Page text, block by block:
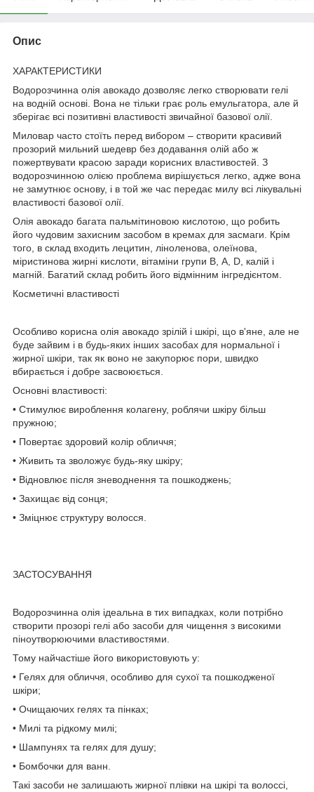
Опис
ХАРАКТЕРИСТИКИ
Водорозчинна олія авокадо дозволяє легко створювати гелі
на водній основі. Вона не тільки грає роль емульгатора, але й
зберігає всі позитивні властивості звичайної базової олії.
Миловар часто стоїть перед вибором – створити красивий
прозорий мильний шедевр без додавання олій або ж
пожертвувати красою заради корисних властивостей. З
водорозчинною олією проблема вирішується легко, адже вона
не замутнює основу, і в той же час передає милу всі лікувальні
властивості базової олії.
Олія авокадо багата пальмітиновою кислотою, що робить
його чудовим захисним засобом в кремах для засмаги. Крім
того, в склад входить лецитин, ліноленова, олеїнова,
міристинова жирні кислоти, вітаміни групи В, А, D, калій і
магній. Багатий склад робить його відмінним інгредієнтом.
Косметичні властивості
Особливо корисна олія авокадо зрілій і шкірі, що в'яне, але не
буде зайвим і в будь-яких інших засобах для нормальної і
жирної шкіри, так як воно не закупорює пори, швидко
вбирається і добре засвоюється.
Основні властивості:
• Стимулює вироблення колагену, роблячи шкіру більш
пружною;
• Повертає здоровий колір обличчя;
• Живить та зволожує будь-яку шкіру;
• Відновлює після зневоднення та пошкоджень;
• Захищає від сонця;
• Зміцнює структуру волосся.
ЗАСТОСУВАННЯ
Водорозчинна олія ідеальна в тих випадках, коли потрібно
створити прозорі гелі або засоби для чищення з високими
піноутворюючими властивостями.
Тому найчастіше його використовують у:
• Гелях для обличчя, особливо для сухої та пошкодженої
шкіри;
• Очищаючих гелях та пінках;
• Милі та рідкому милі;
• Шампунях та гелях для душу;
• Бомбочки для ванн.
Такі засоби не залишають жирної плівки на шкірі та волоссі,